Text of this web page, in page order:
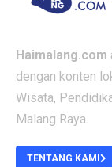
Haimalang.com
dengan konten
Wisata,
Malang Raya.
TENTANG KAMI